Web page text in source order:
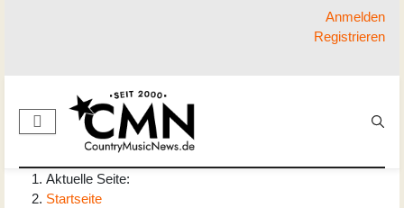
Anmelden
Registrieren
Aktuelle Seite:
Startseite